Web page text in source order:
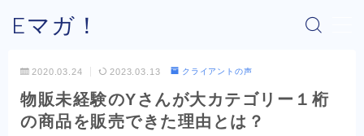
Eマガ！
Eマガ！とは？
2020.03.24 2023.03.13 クライアントの声
物販未経験のYさんが大カテゴリー１桁
の商品を販売できた理由とは？